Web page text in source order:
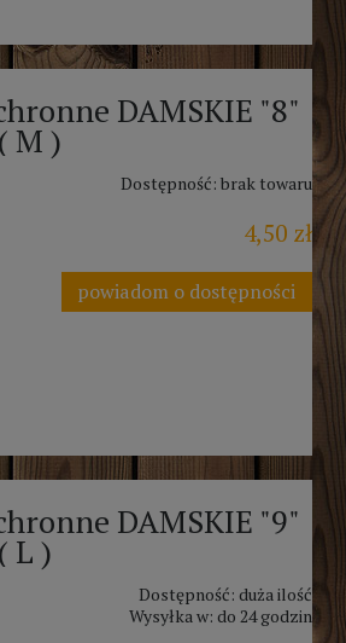
DAMSKIE "8"
M )
Dostępność: brak towaru
4,50 zł
powiadom o dostępności
DAMSKIE "9"
L )
Dostępność: duża ilość
Wysyłka w: do 24 godzin